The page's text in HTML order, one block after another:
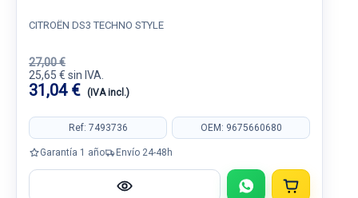
CITROËN DS3 TECHNO STYLE
27,00 €
25,65 € sin IVA.
31,04 € (IVA incl.)
Ref: 7493736 OEM: 9675660680
Garantía 1 año Envío 24-48h